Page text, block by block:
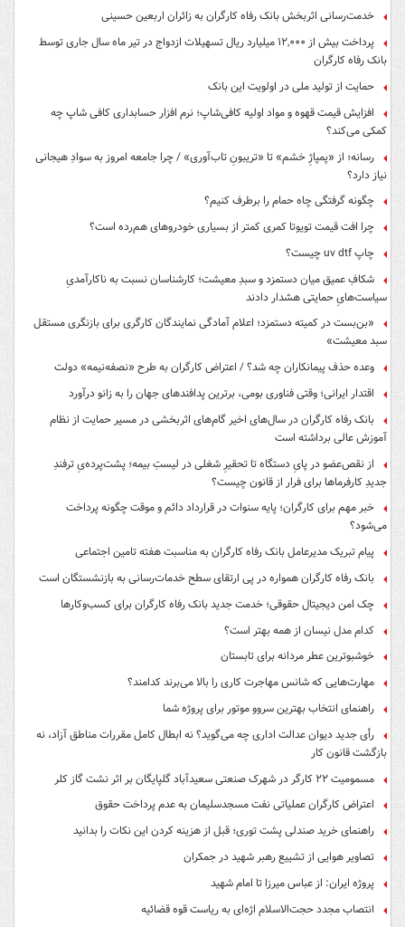
خدمت‌رسانی اثربخش بانک رفاه کارگران به زائران اربعین حسینی
پرداخت بیش از ۱۲,۰۰۰ میلیارد ریال تسهیلات ازدواج در تیر ماه سال جاری توسط
بانک رفاه کارگران
حمایت از تولید ملی در اولویت این بانک
افزایش قیمت قهوه و مواد اولیه کافی‌شاپ؛ نرم افزار حسابداری کافی شاپ چه
کمکی می‌کند؟
رسانه؛ از «پمپاژِ خشم» تا «تریبونِ تاب‌آوری» / چرا جامعه امروز به سوادِ هیجانی
نیاز دارد؟
چگونه گرفتگی چاه حمام را برطرف کنیم؟
چرا افت قیمت تویوتا کمری کمتر از بسیاری خودروهای هم‌رده است؟
چاپ uv dtf چیست؟
شکافِ عمیق میان دستمزد و سبدِ معیشت؛ کارشناسان نسبت به ناکارآمدیِ
سیاست‌هایِ حمایتی هشدار دادند
«بن‌بست در کمیته دستمزد؛ اعلام آمادگی نمایندگان کارگری برای بازنگری مستقل
سبد معیشت»
وعده حذف پیمانکاران چه شد؟ / اعتراض کارگران به طرح «نصفه‌نیمه» دولت
اقتدار ایرانی؛ وقتی فناوری بومی، برترین پدافندهای جهان را به زانو درآورد
بانک رفاه کارگران در سال‌های اخیر گام‌های اثربخشی در مسیر حمایت از نظام
آموزش عالی برداشته است
از نقص‌عضو در پایِ دستگاه تا تحقیرِ شغلی در لیستِ بیمه؛ پشت‌پرده‌یِ ترفندِ
جدیدِ کارفرماها برای فرار از قانون چیست؟
خبر مهم برای کارگران؛ پایه سنوات در قرارداد دائم و موقت چگونه پرداخت
می‌شود؟
پیام تبریک مدیرعامل بانک رفاه کارگران به مناسبت هفته تامین اجتماعی
بانک رفاه کارگران همواره در پی ارتقای سطح خدمات‌رسانی به بازنشستگان است
چک امن دیجیتال حقوقی؛ خدمت جدید بانک رفاه کارگران برای کسب‌وکارها
کدام مدل نیسان از همه بهتر است؟
خوشبوترین عطر مردانه برای تابستان
مهارت‌هایی که شانس مهاجرت کاری را بالا می‌برند کدامند؟
راهنمای انتخاب بهترین سروو موتور برای پروژه شما
رأی جدید دیوان عدالت اداری چه می‌گوید؟ نه ابطال کامل مقررات مناطق آزاد، نه
بازگشت قانون کار
مسمومیت ۲۲ کارگر در شهرک صنعتی سعیدآباد گلپایگان بر اثر نشت گاز کلر
اعتراض کارگران عملیاتی نفت مسجدسلیمان به عدم پرداخت حقوق
راهنمای خرید صندلی پشت توری؛ قبل از هزینه کردن این نکات را بدانید
تصاویر هوایی از تشییع رهبر شهید در جمکران
پروژه ایران: از عباس میرزا تا امام شهید
انتصاب مجدد حجت‌الاسلام اژه‌ای به ریاست قوه‌ قضائیه